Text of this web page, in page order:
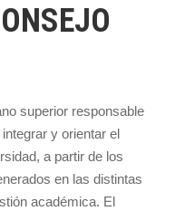
superior responsable
y orientar el
a partir de los
en las distintas
académica. El